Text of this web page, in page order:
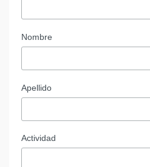
Nombre
Apellido
Actividad